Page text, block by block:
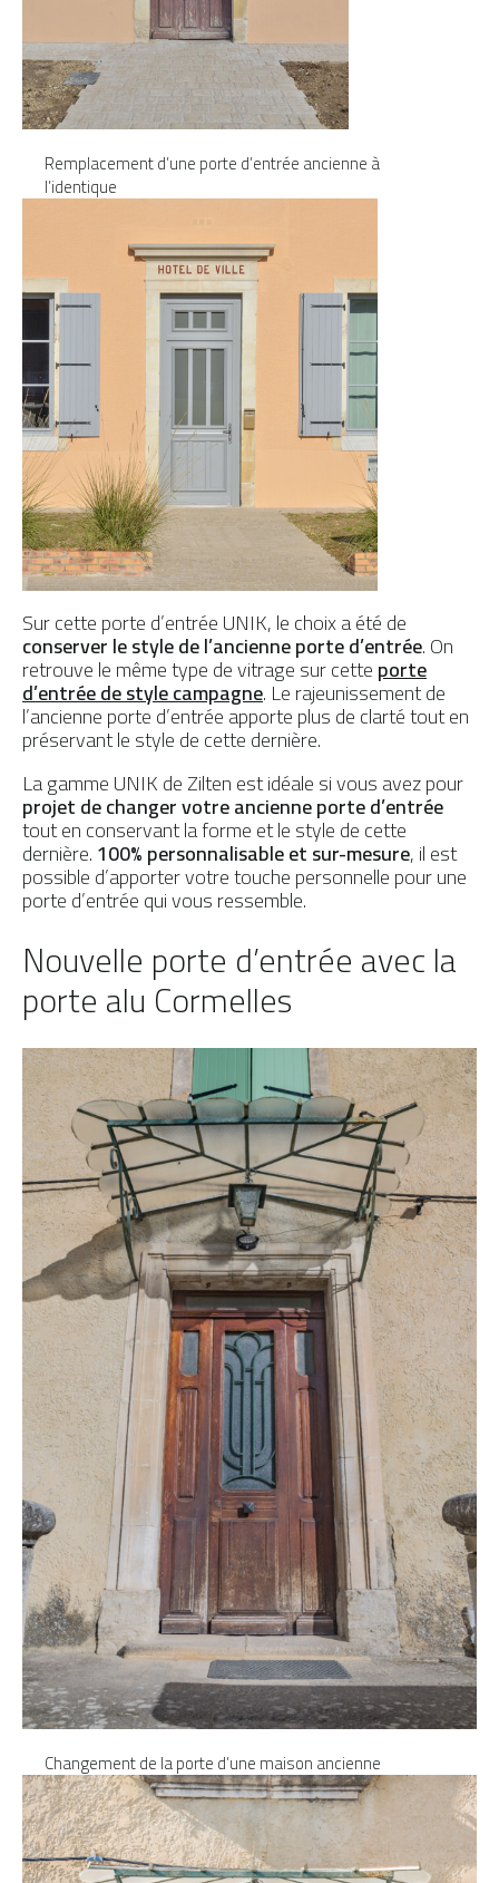
Remplacement d’une porte d’entrée ancienne à
l’identique
Sur cette porte d’entrée UNIK, le choix a été de
conserver le style de l’ancienne porte d’entrée. On
retrouve le même type de vitrage sur cetteporte
d’entrée de style campagne. Le rajeunissement de
l’ancienne porte d’entrée apporte plus de clarté tout en
préservant le style de cette dernière.
La gamme UNIK de Zilten est idéale si vous avez pour
projet de changer votre ancienne porte d’entrée
tout en conservant la forme et le style de cette
dernière.100% personnalisable et sur-mesure, il est
possible d’apporter votre touche personnelle pour une
porte d’entrée qui vous ressemble.
Nouvelle porte d’entrée avec la
porte alu Cormelles
Changement de la porte d’une maison ancienne